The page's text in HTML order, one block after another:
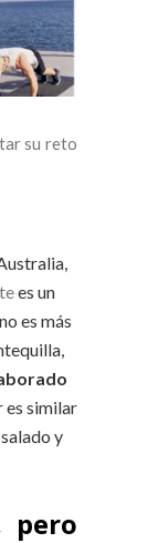
su reto
es un
es más
es similar
y
pero